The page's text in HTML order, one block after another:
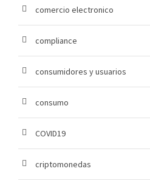
comercio electronico
compliance
consumidores y usuarios
consumo
COVID19
criptomonedas